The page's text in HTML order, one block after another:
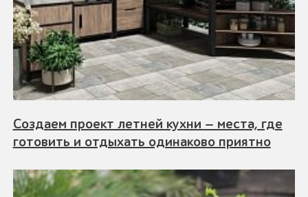
Создаем проект летней кухни — места, где
готовить и отдыхать одинаково приятно